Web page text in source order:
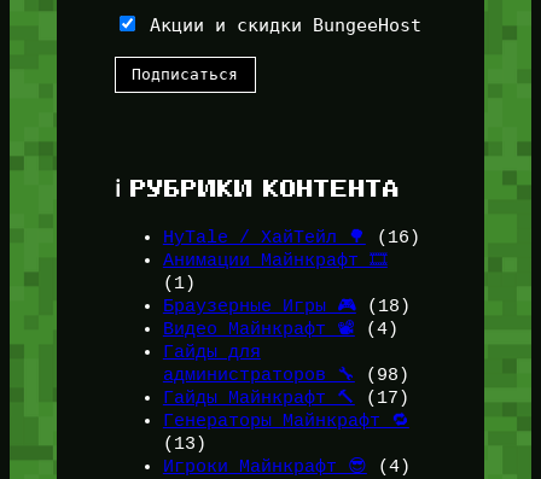
Акции и скидки BungeeHost
ℹ️ РУБРИКИ КОНТЕНТА
HyTale / ХайТейл 🌳
(16)
Анимации Майнкрафт 🎞️
(1)
Браузерные Игры 🎮(18)
Видео Майнкрафт 📽️ (4)
Гайды для
администраторов 🔧
(98)
Гайды Майнкрафт 🔨
(17)
Генераторы Майнкрафт 🔁
(13)
Игроки Майнкрафт 😎 (4)